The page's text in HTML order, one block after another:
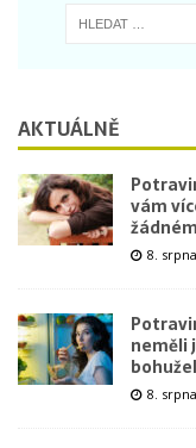
AKTUÁLNĚ
vám
8.
neměli
8.